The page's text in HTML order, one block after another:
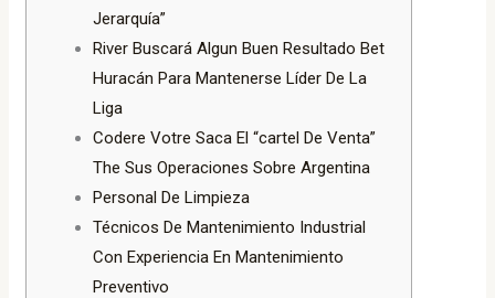
Jerarquía”
River Buscará Algun Buen Resultado Bet
Huracán Para Mantenerse Líder De La
Liga
Codere Votre Saca El “cartel De Venta”
The Sus Operaciones Sobre Argentina
Personal De Limpieza
Técnicos De Mantenimiento Industrial
Con Experiencia En Mantenimiento
Preventivo